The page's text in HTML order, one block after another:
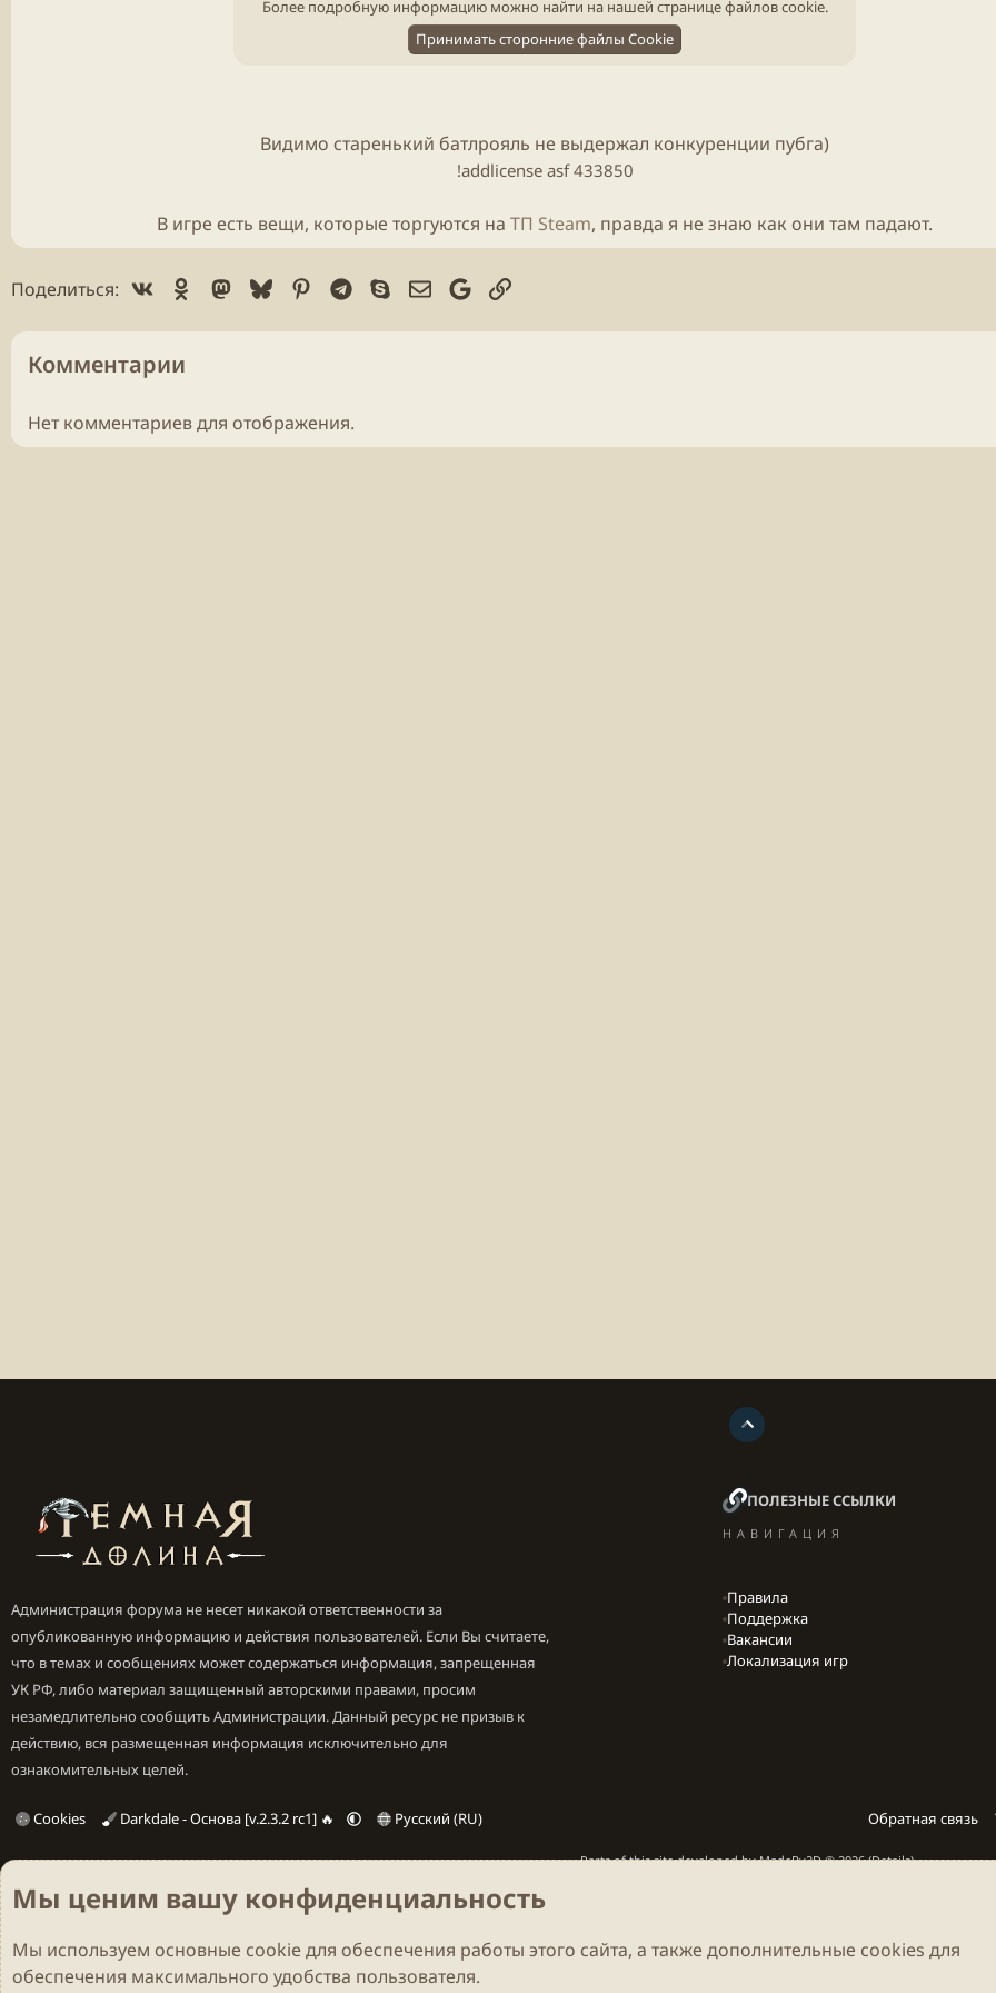
Более подробную информацию можно найти на нашей странице файлов cookie.
Принимать сторонние файлы Cookie
Видимо старенький батлрояль не выдержал конкуренции пубга)
!addlicense asf 433850
В игре есть вещи, которые торгуются на ТП Steam, правда я не знаю как они там падают.​
Поделиться: Vk Ok Mastodon
BlueskyPinterest
Telegram
SkypeЭлектронная почта
GoogleСсылка
Комментарии
Нет комментариев для отображения.
Администрация форума не несет никакой ответственности за
опубликованную информацию и действия пользователей. Если Вы считаете,
что в темах и сообщениях может содержаться информация, запрещенная
УК РФ, либо материал защищенный авторскими правами, просим
незамедлительно сообщить Администрации. Данный ресурс не призыв к
действию, вся размещенная информация исключительно для
ознакомительных целей.
ПОЛЕЗНЫЕ ССЫЛКИ
НАВИГАЦИЯ
Правила
Поддержка
Вакансии
Локализация игр
Cookies Darkdale - Основа [v.2.3.2 rc1] 🔥 Русский (RU) Обратная связь
Parts of this site developed byMadeBy2D© 2026 (Details)
Мы ценим вашу конфиденциальность
Мы используем основные cookieдля обеспечения работы этого сайта, а также дополнительные cookies для
обеспечения максимального удобства пользователя.